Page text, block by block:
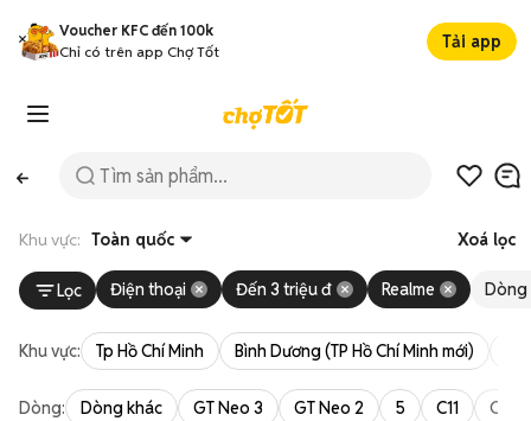
Voucher KFC đến 100k
Chỉ có trên app Chợ Tốt
Tải app
Khu vực: Toàn quốc Xoá lọc
Lọc Điện thoại Đến 3 triệu đ Realme Dòng
Khu vực: Tp Hồ Chí Minh Bình Dương (TP Hồ Chí Minh mới)
Dòng: Dòng khác GT Neo 3 GT Neo 2 5 C11 C35